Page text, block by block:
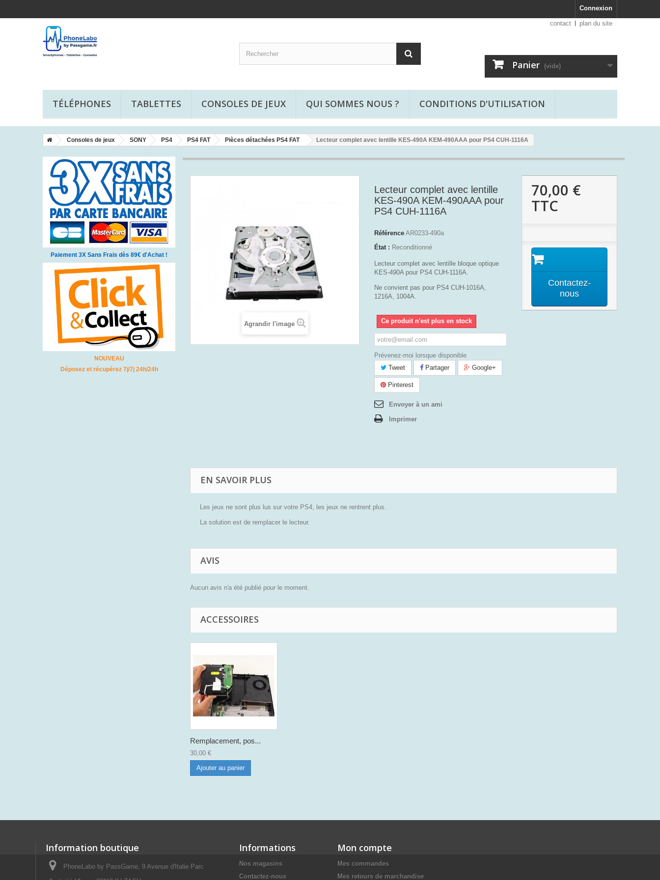
Connexion
contact plan du site
Panier (vide)
TÉLÉPHONES TABLETTES CONSOLES DE JEUX QUI SOMMES NOUS ? CONDITIONS D'UTILISATION
Consoles de jeux SONY PS4 PS4 FAT Pièces détachées PS4 FAT Lecteur complet avec lentille KES-490A KEM-490AAA pour PS4 CUH-1116A
Paiement 3X Sans Frais dès 89€ d'Achat !
NOUVEAU
Déposez et récupérez 7j/7j 24h/24h
Agrandir l'image
Lecteur complet avec lentille
KES-490A KEM-490AAA pour
PS4 CUH-1116A
Référence AR0233-490a
État : Reconditionné
Lecteur complet avec lentille bloque optique
KES-490A pour PS4 CUH-1116A.
Ne convient pas pour PS4 CUH-1016A,
1216A, 1004A.
Ce produit n'est plus en stock
Prévenez-moi lorsque disponible
Tweet
Partager Google+
Pinterest
Envoyer à un ami
Imprimer
70,00 €
TTC
Contactez-
nous
EN SAVOIR PLUS
Les jeux ne sont plus lus sur votre PS4, les jeux ne rentrent plus.
La solution est de remplacer le lecteur.
AVIS
Aucun avis n'a été publié pour le moment.
ACCESSOIRES
Remplacement, pos...
30,00 €
Ajouter au panier
Information boutique
PhoneLabo by PassGame, 9 Avenue d'Italie Parc
Informations
Nos magasins
Contactez-nous
Mon compte
Mes commandes
Mes retours de marchandise